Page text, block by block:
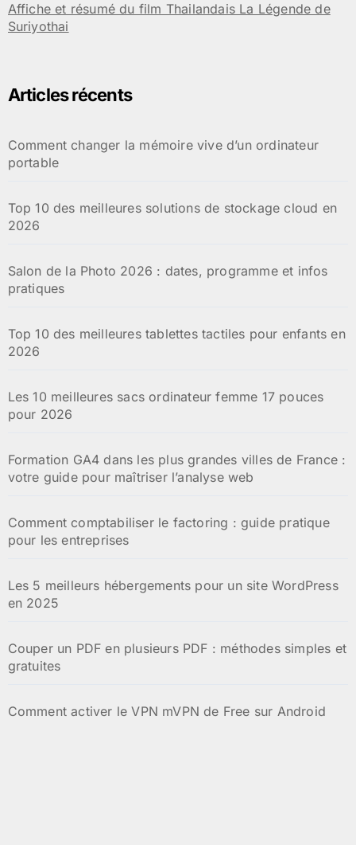
Affiche et résumé du film Thailandais La Légende de
Suriyothai
Articles récents
Comment changer la mémoire vive d’un ordinateur
portable
Top 10 des meilleures solutions de stockage cloud en
2026
Salon de la Photo 2026 : dates, programme et infos
pratiques
Top 10 des meilleures tablettes tactiles pour enfants en
2026
Les 10 meilleures sacs ordinateur femme 17 pouces
pour 2026
Formation GA4 dans les plus grandes villes de France :
votre guide pour maîtriser l’analyse web
Comment comptabiliser le factoring : guide pratique
pour les entreprises
Les 5 meilleurs hébergements pour un site WordPress
en 2025
Couper un PDF en plusieurs PDF : méthodes simples et
gratuites
Comment activer le VPN mVPN de Free sur Android